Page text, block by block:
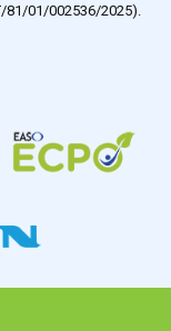
01/002536/2025).